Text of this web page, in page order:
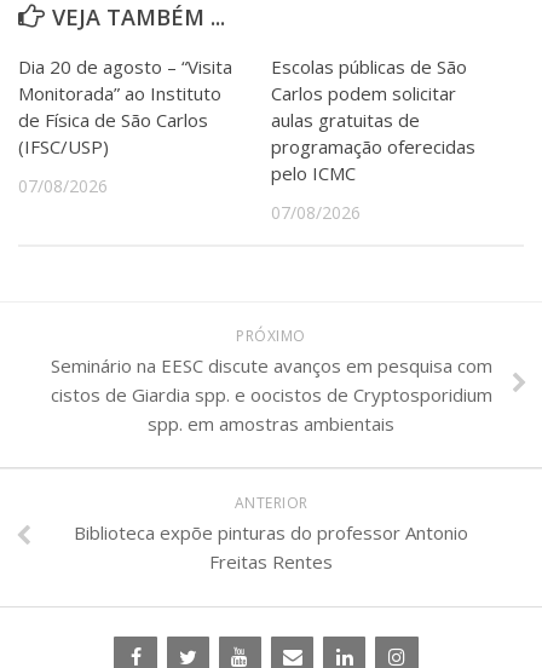
VEJA TAMBÉM ...
Dia 20 de agosto – “Visita
Monitorada” ao Instituto
de Física de São Carlos
(IFSC/USP)
07/08/2026
Escolas públicas de São
Carlos podem solicitar
aulas gratuitas de
programação oferecidas
pelo ICMC
07/08/2026
PRÓXIMO
Seminário na EESC discute avanços em pesquisa com
cistos de Giardia spp. e oocistos de Cryptosporidium
spp. em amostras ambientais
ANTERIOR
Biblioteca expõe pinturas do professor Antonio
Freitas Rentes